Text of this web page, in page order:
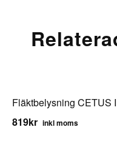
Fläktbelysning CETUS
819kr inkl moms